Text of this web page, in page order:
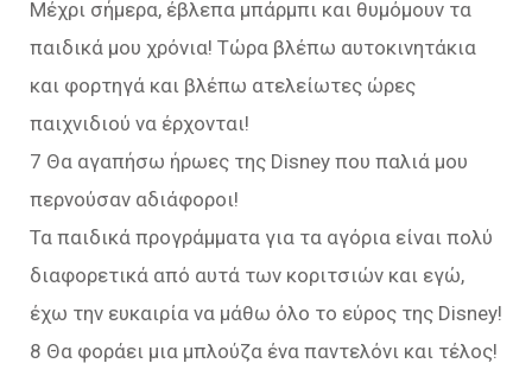
Μέχρι σήμερα, έβλεπα μπάρμπι και θυμόμουν τα
παιδικά μου χρόνια! Τώρα βλέπω αυτοκινητάκια
και φορτηγά και βλέπω ατελείωτες ώρες
παιχνιδιού να έρχονται!
7 Θα αγαπήσω ήρωες της Disney που παλιά μου
περνούσαν αδιάφοροι!
Τα παιδικά προγράμματα για τα αγόρια είναι πολύ
διαφορετικά από αυτά των κοριτσιών και εγώ,
έχω την ευκαιρία να μάθω όλο το εύρος της Disney!
8 Θα φοράει μια μπλούζα ένα παντελόνι και τέλος!